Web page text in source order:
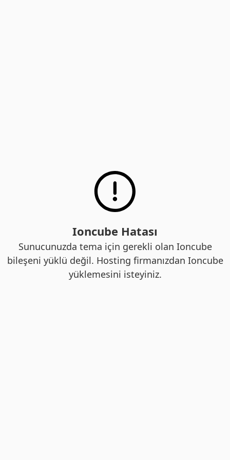
Ioncube Hatası
Sunucunuzda tema için gerekli olan Ioncube
bileşeni yüklü değil. Hosting firmanızdan Ioncube
yüklemesini isteyiniz.